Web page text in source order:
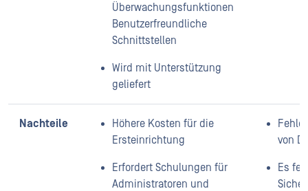
Überwachungsfunktionen
Benutzerfreundliche
Schnittstellen
Wird mit Unterstützung
geliefert
Nachteile
Höhere Kosten für die
Ersteinrichtung
Erfordert Schulungen für
Administratoren und
von
Es